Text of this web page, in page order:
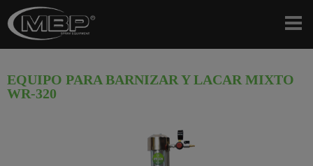
EQUIPO PARA BARNIZAR Y LACAR MIXTO
WR-320